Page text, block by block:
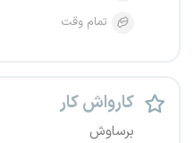
تمام وقت
کارواش کار
برساوش